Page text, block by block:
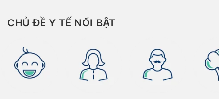
CHỦ ĐỀ Y TẾ NỔI BẬT